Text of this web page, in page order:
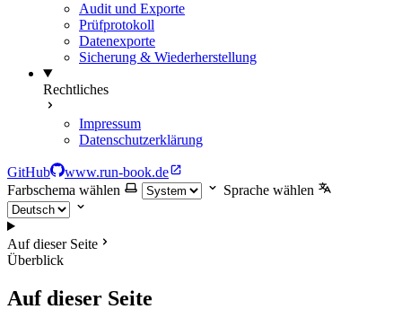
Audit und Exporte
Prüfprotokoll
Datenexporte
Sicherung & Wiederherstellung
Rechtliches
Impressum
Datenschutzerklärung
GitHub
www.run-book.de
Farbschema wählen
Sprache wählen
Auf dieser Seite
Überblick
Auf dieser Seite